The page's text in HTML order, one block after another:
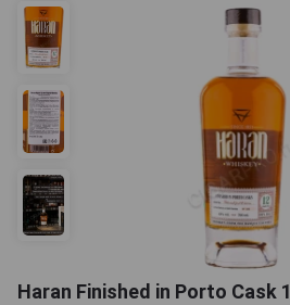
Haran Finished in Porto Cask